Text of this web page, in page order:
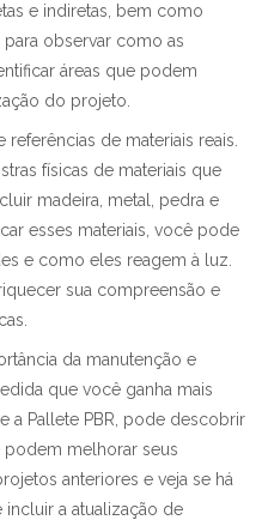
e indiretas, bem como
observar como as
áreas que podem
do projeto.
de materiais reais.
físicas de materiais que
madeira, metal, pedra e
esses materiais, você pode
e como eles reagem à luz.
sua compreensão e
da manutenção e
que você ganha mais
a Pallete PBR, pode descobrir
podem melhorar seus
anteriores e veja se há
a atualização de